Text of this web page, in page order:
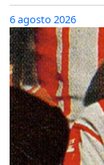
6 agosto 2026